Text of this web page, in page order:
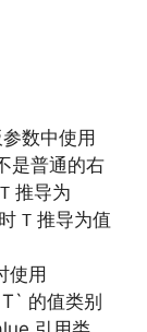
参数中使用
是普通的右
T 推导为
T 推导为值
用
的值类别